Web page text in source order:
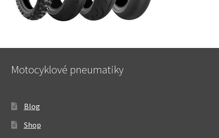
Motocyklové pneumatiky
Blog
Shop